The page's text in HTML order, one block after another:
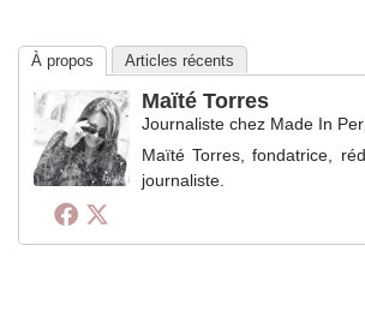
À propos Articles récents
Maïté Torres
Journaliste chez Made In
Maïté Torres, fondatrice,
journaliste.